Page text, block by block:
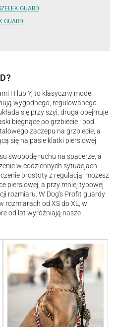
GUARD
GUARD
H lub Y, to klasyczny model
wygodnego, regulowanego
się przy szyi, druga obejmuje
biegnące po grzbiecie i pod
zaczepu na grzbiecie, a
się na pasie klatki piersiowej.
swobodę ruchu na spacerze, a
w codziennych sytuacjach.
prostoty z regulacją: możesz
piersiowej, a przy mniej typowej
rozmiaru. W Dog's Profit guardy
rozmiarach od XS do XL, w
od lat wyróżniają nasze